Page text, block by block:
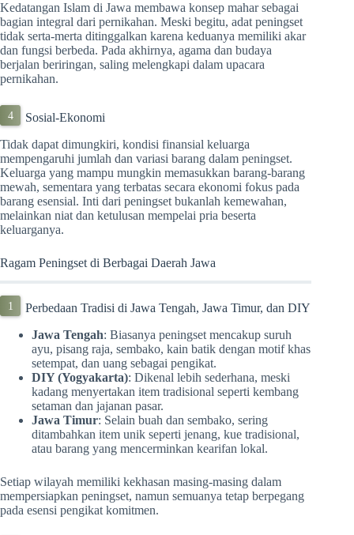
Kedatangan Islam di Jawa membawa konsep mahar sebagai
bagian integral dari pernikahan. Meski begitu, adat peningset
tidak serta-merta ditinggalkan karena keduanya memiliki akar
dan fungsi berbeda. Pada akhirnya, agama dan budaya
berjalan beriringan, saling melengkapi dalam upacara
pernikahan.
Sosial-Ekonomi
Tidak dapat dimungkiri, kondisi finansial keluarga
mempengaruhi jumlah dan variasi barang dalam peningset.
Keluarga yang mampu mungkin memasukkan barang-barang
mewah, sementara yang terbatas secara ekonomi fokus pada
barang esensial. Inti dari peningset bukanlah kemewahan,
melainkan niat dan ketulusan mempelai pria beserta
keluarganya.
Ragam Peningset di Berbagai Daerah Jawa
Perbedaan Tradisi di Jawa Tengah, Jawa Timur, dan DIY
Jawa Tengah: Biasanya peningset mencakup suruh
ayu, pisang raja, sembako, kain batik dengan motif khas
setempat, dan uang sebagai pengikat.
DIY (Yogyakarta): Dikenal lebih sederhana, meski
kadang menyertakan item tradisional seperti kembang
setaman dan jajanan pasar.
Jawa Timur: Selain buah dan sembako, sering
ditambahkan item unik seperti jenang, kue tradisional,
atau barang yang mencerminkan kearifan lokal.
Setiap wilayah memiliki kekhasan masing-masing dalam
mempersiapkan peningset, namun semuanya tetap berpegang
pada esensi pengikat komitmen.